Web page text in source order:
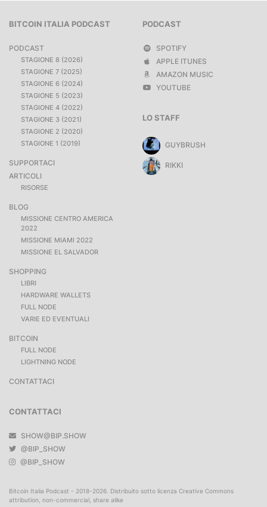
BITCOIN ITALIA PODCAST
PODCAST
STAGIONE 8 (2026)
STAGIONE 7 (2025)
STAGIONE 6 (2024)
STAGIONE 5 (2023)
STAGIONE 4 (2022)
STAGIONE 3 (2021)
STAGIONE 2 (2020)
STAGIONE 1 (2019)
SUPPORTACI
ARTICOLI
RISORSE
BLOG
MISSIONE CENTRO AMERICA
2022
MISSIONE MIAMI 2022
MISSIONE EL SALVADOR
SHOPPING
LIBRI
HARDWARE WALLETS
FULL NODE
VARIE ED EVENTUALI
BITCOIN
FULL NODE
LIGHTNING NODE
CONTATTACI
PODCAST
SPOTIFY
APPLE ITUNES
AMAZON MUSIC
YOUTUBE
CONTATTACI
SHOW@BIP.SHOW
@BIP_SHOW
@BIP_SHOW
LO STAFF
GUYBRUSH
RIKKI
Bitcoin Italia Podcast - 2018-2026. Distribuito sotto licenza Creative Commons
attribution, non-commercial, share alike